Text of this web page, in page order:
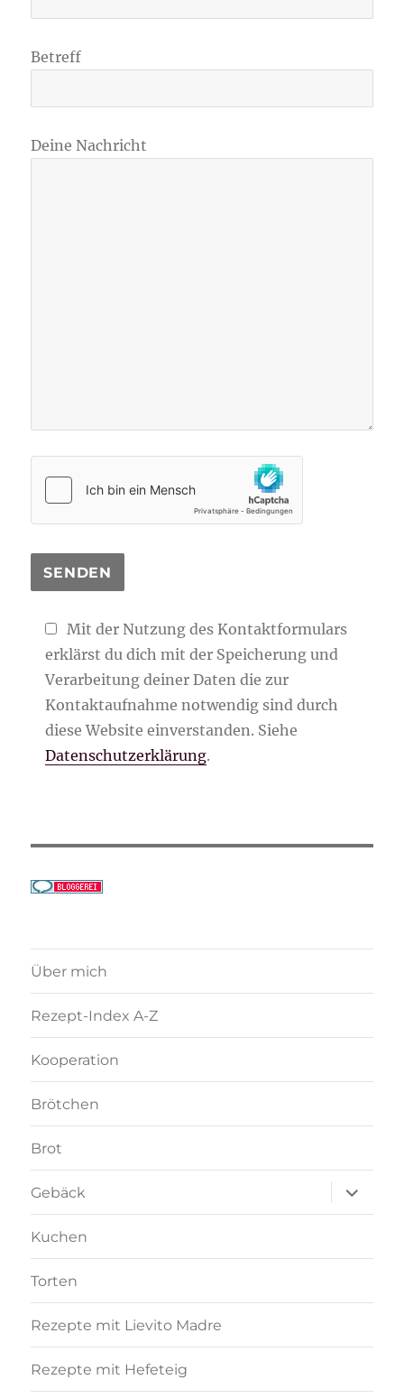
Betreff
Deine Nachricht
Mit der Nutzung des Kontaktformulars
erklärst du dich mit der Speicherung und
Verarbeitung deiner Daten die zur
Kontaktaufnahme notwendig sind durch
diese Website einverstanden. Siehe
Datenschutzerklärung.
Über mich
Rezept-Index A-Z
Kooperation
Brötchen
Brot
Gebäck
anzeigen
Kuchen
Torten
Rezepte mit Lievito Madre
Rezepte mit Hefeteig